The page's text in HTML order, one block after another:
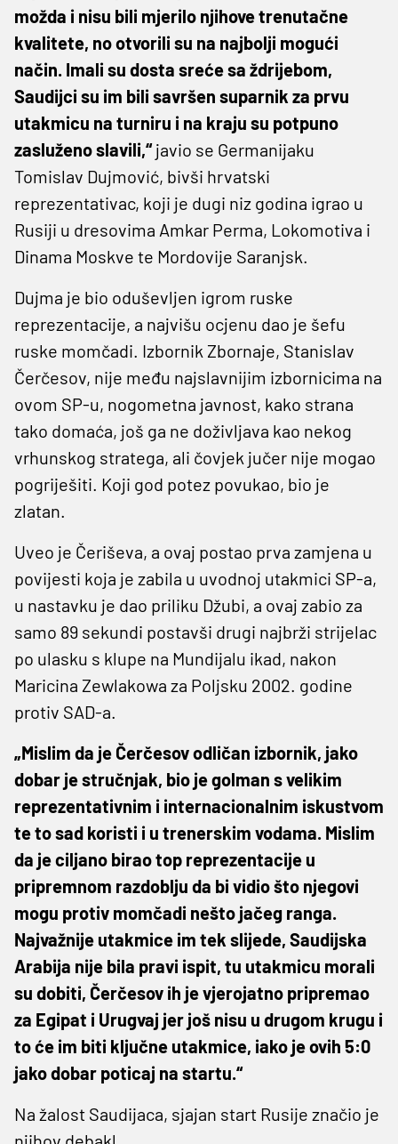
možda i nisu bili mjerilo njihove trenutačne
kvalitete, no otvorili su na najbolji mogući
način. Imali su dosta sreće sa ždrijebom,
Saudijci su im bili savršen suparnik za prvu
utakmicu na turniru i na kraju su potpuno
zasluženo slavili,“javio se Germanijaku
Tomislav Dujmović, bivši hrvatski
reprezentativac, koji je dugi niz godina igrao u
Rusiji u dresovima Amkar Perma, Lokomotiva i
Dinama Moskve te Mordovije Saranjsk.
Dujma je bio oduševljen igrom ruske
reprezentacije, a najvišu ocjenu dao je šefu
ruske momčadi. Izbornik Zbornaje, Stanislav
Čerčesov, nije među najslavnijim izbornicima na
ovom SP-u, nogometna javnost, kako strana
tako domaća, još ga ne doživljava kao nekog
vrhunskog stratega, ali čovjek jučer nije mogao
pogriješiti. Koji god potez povukao, bio je
zlatan.
Uveo je Čeriševa, a ovaj postao prva zamjena u
povijesti koja je zabila u uvodnoj utakmici SP-a,
u nastavku je dao priliku Džubi, a ovaj zabio za
samo 89 sekundi postavši drugi najbrži strijelac
po ulasku s klupe na Mundijalu ikad, nakon
Maricina Zewlakowa za Poljsku 2002. godine
protiv SAD-a.
„Mislim da je Čerčesov odličan izbornik, jako
dobar je stručnjak, bio je golman s velikim
reprezentativnim i internacionalnim iskustvom
te to sad koristi i u trenerskim vodama. Mislim
da je ciljano birao top reprezentacije u
pripremnom razdoblju da bi vidio što njegovi
mogu protiv momčadi nešto jačeg ranga.
Najvažnije utakmice im tek slijede, Saudijska
Arabija nije bila pravi ispit, tu utakmicu morali
su dobiti, Čerčesov ih je vjerojatno pripremao
za Egipat i Urugvaj jer još nisu u drugom krugu i
to će im biti ključne utakmice, iako je ovih 5:0
jako dobar poticaj na startu.“
Na žalost Saudijaca, sjajan start Rusije značio je